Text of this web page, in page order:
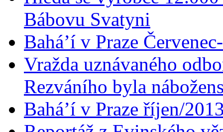
Bábovu Svatyni
Bahá’í v Praze
Vražda uznávaného
Rezváního byla
Bahá’í v Praze říjen/